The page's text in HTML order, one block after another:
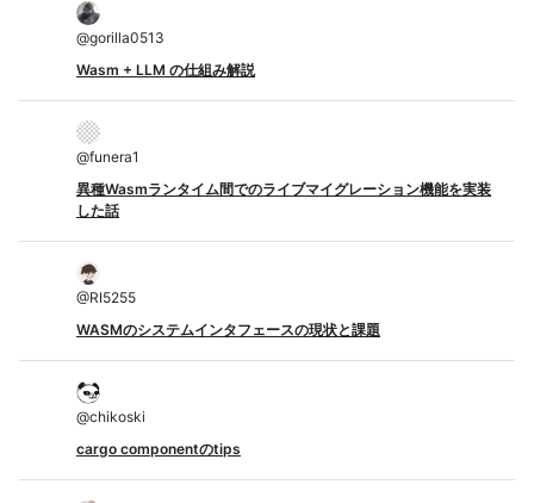
@gorilla0513
Wasm + LLM の仕組み解説
@funera1
異種Wasmランタイム間でのライブマイグレーション機能を実装
した話
@RI5255
WASMのシステムインタフェースの現状と課題
@chikoski
cargo componentのtips